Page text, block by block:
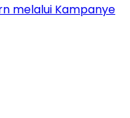
melalui Kampanye